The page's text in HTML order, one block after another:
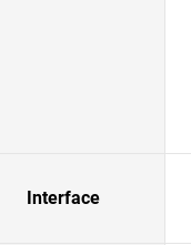
Interface